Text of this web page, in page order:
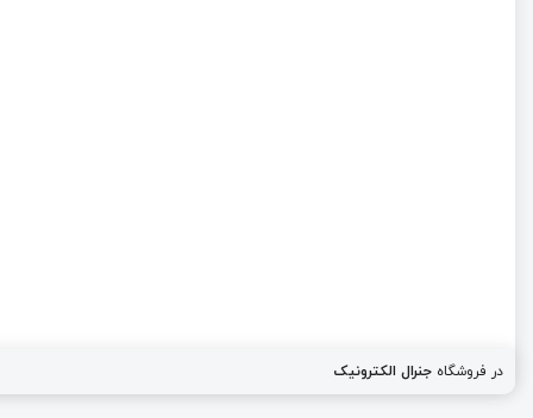
در فروشگاه جنرال الکترونیک